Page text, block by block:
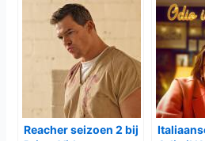
Reacher seizoen 2 bij